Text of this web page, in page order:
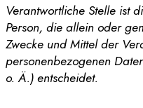
Verantwortliche Stelle ist
Person, die allein oder
Zwecke und Mittel der
personenbezogenen
o. Ä.) entscheidet.